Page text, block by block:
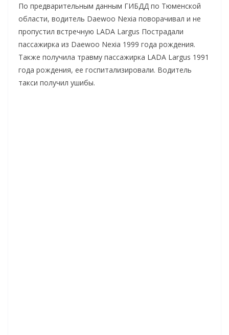
По предварительным данным ГИБДД по Тюменской
области, водитель Daewoo Nexia поворачивал и не
пропустил встречную LADA Largus Пострадали
пассажирка из Daewoo Nexia 1999 года рождения.
Также получила травму пассажирка LADA Largus 1991
года рождения, ее госпитализировали. Водитель
такси получил ушибы.